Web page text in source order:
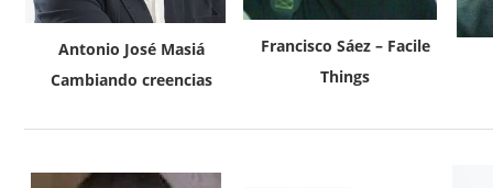
Antonio José Masiá
Cambiando creencias
Francisco Sáez – Facile
Things